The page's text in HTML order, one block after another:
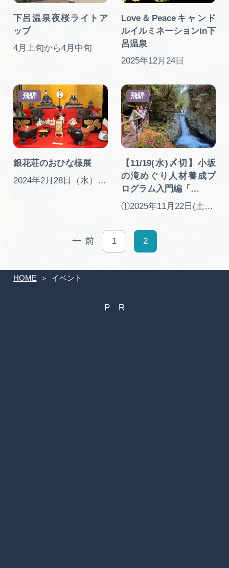
HOME イベント
下呂温泉夜桜ライトア
ップ
4月上旬から4月中旬
Love＆Peaceキャンド
ルイルミネーションin下
呂温泉
2025年12月24日
銀花荘のおひな様展
飛騨
2024年2月28日（水）～3日（日）
【11/19(水)〆切】小坂
の滝めぐり人材養成プ
ログラム入門編「…
飛騨
①2025年11月22日(土) ②2026年 1月24日(土) ③2月28日(土)
前 1 2